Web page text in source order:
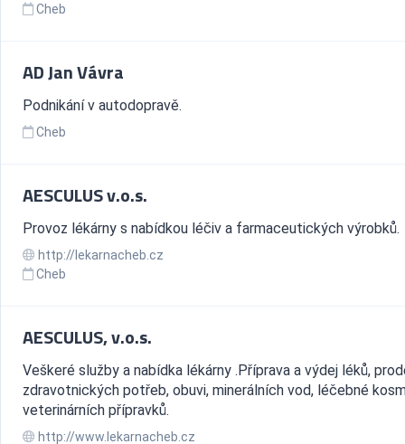
Cheb
AD Jan Vávra
Podnikání v autodopravě.
Cheb
AESCULUS v.o.s.
Provoz lékárny s nabídkou léčiv a farmaceutických výrobků.
http://lekarnacheb.cz
Cheb
AESCULUS, v.o.s.
Veškeré služby a nabídka lékárny .Příprava a výdej léků,
zdravotnických potřeb, obuvi, minerálních vod, léčebné
veterinárních přípravků.
http://www.lekarnacheb.cz